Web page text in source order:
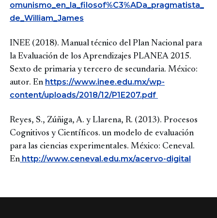
omunismo_en_la_filosof%C3%ADa_pragmatista_
de_William_James
INEE (2018). Manual técnico del Plan Nacional para
la Evaluación de los Aprendizajes PLANEA 2015.
Sexto de primaria y tercero de secundaria. México:
autor. En https://www.inee.edu.mx/wp-
content/uploads/2018/12/P1E207.pdf
Reyes, S., Zúñiga, A. y Llarena, R. (2013). Procesos
Cognitivos y Científicos. un modelo de evaluación
para las ciencias experimentales. México: Ceneval.
En http://www.ceneval.edu.mx/acervo-digital